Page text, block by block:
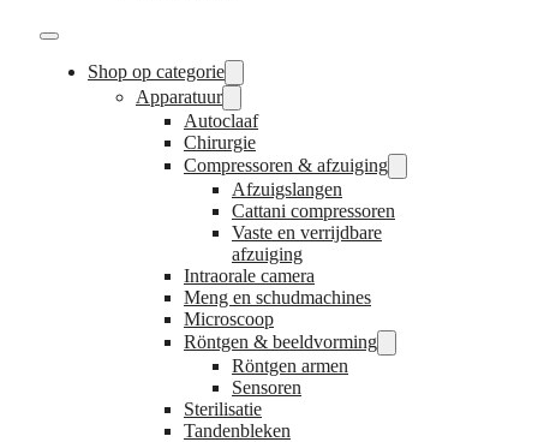
Shop op categorie
Apparatuur
Autoclaaf
Chirurgie
Compressoren & afzuiging
Afzuigslangen
Cattani compressoren
Vaste en verrijdbare
afzuiging
Intraorale camera
Meng en schudmachines
Microscoop
Röntgen & beeldvorming
Röntgen armen
Sensoren
Sterilisatie
Tandenbleken